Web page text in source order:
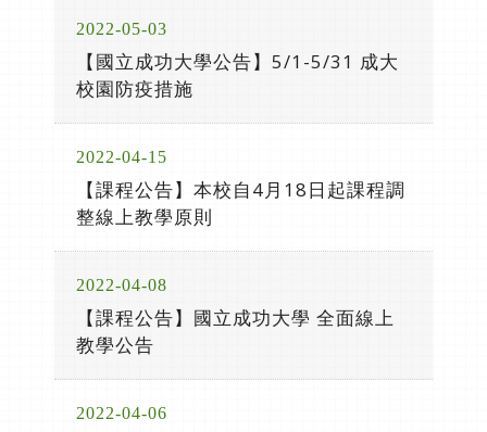
2022-05-03
【國立成功大學公告】5/1-5/31 成大
校園防疫措施
2022-04-15
【課程公告】本校自4月18日起課程調
整線上教學原則
2022-04-08
【課程公告】國立成功大學 全面線上
教學公告
2022-04-06